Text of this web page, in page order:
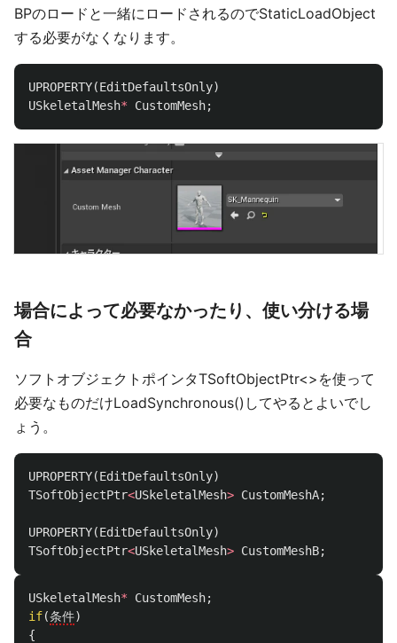
BPのロードと一緒にロードされるのでStaticLoadObject
する必要がなくなります。
UPROPERTY(EditDefaultsOnly)
USkeletalMesh* CustomMesh;
場合によって必要なかったり、使い分ける場
合
ソフトオブジェクトポインタTSoftObjectPtr<>を使って
必要なものだけLoadSynchronous()してやるとよいでし
ょう。
UPROPERTY(EditDefaultsOnly)
TSoftObjectPtr<USkeletalMesh> CustomMeshA;
UPROPERTY(EditDefaultsOnly)
TSoftObjectPtr<USkeletalMesh> CustomMeshB;
USkeletalMesh* CustomMesh;
if(条件)
{